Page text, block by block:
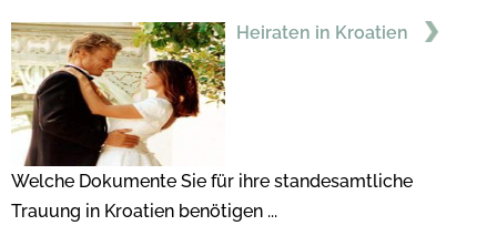
Heiraten in Kroatien
Welche Dokumente Sie für ihre standesamtliche
Trauung in Kroatien benötigen ...